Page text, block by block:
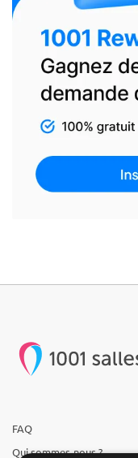
FAQ
Qui sommes-nous ?